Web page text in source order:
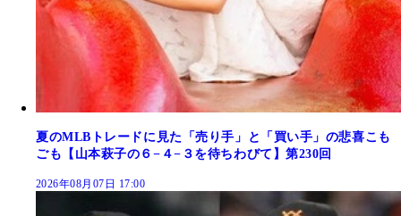
夏のMLBトレードに見た「売り手」と「買い手」の悲喜こも
ごも【山本萩子の６−４−３を待ちわびて】第230回
2026年08月07日 17:00